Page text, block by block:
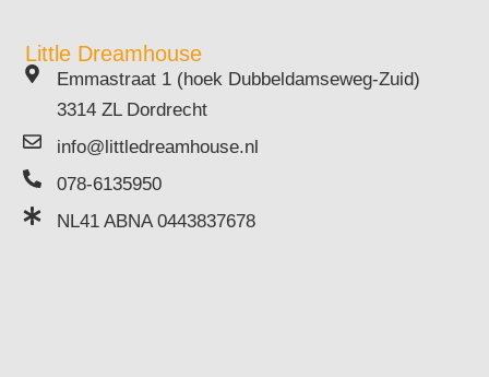
Little Dreamhouse
Emmastraat 1 (hoek Dubbeldamseweg-Zuid)
3314 ZL Dordrecht
info@littledreamhouse.nl
078-6135950
NL41 ABNA 0443837678